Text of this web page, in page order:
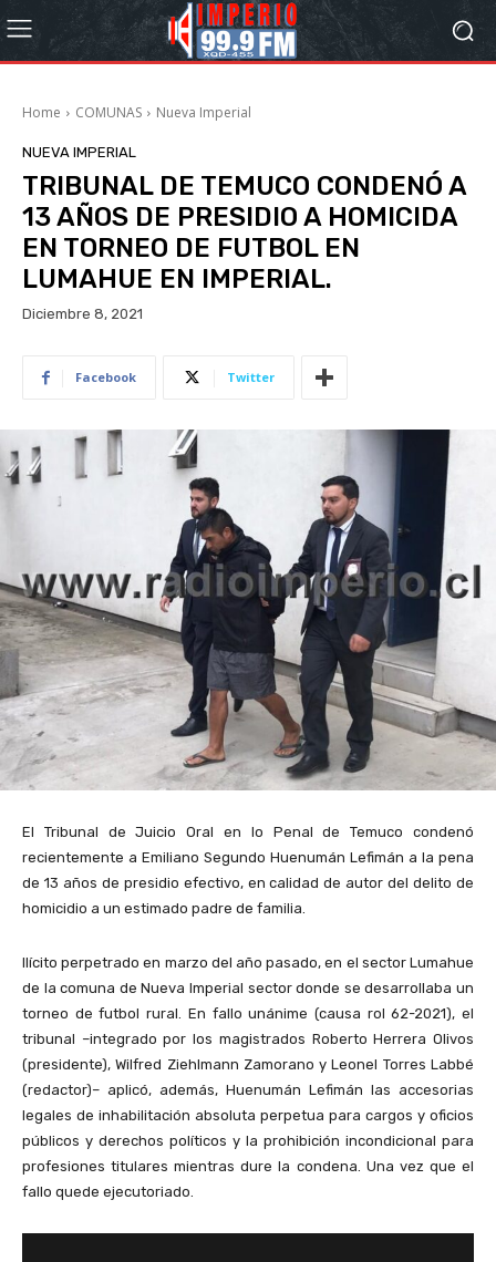
Home COMUNAS Nueva Imperial
NUEVA IMPERIAL
TRIBUNAL DE TEMUCO CONDENÓ A
13 AÑOS DE PRESIDIO A HOMICIDA
EN TORNEO DE FUTBOL EN
LUMAHUE EN IMPERIAL.
Diciembre 8, 2021
Facebook Twitter
El Tribunal de Juicio Oral en lo Penal de Temuco condenó
recientemente a Emiliano Segundo Huenumán Lefimán a la pena
de 13 años de presidio efectivo, en calidad de autor del delito de
homicidio a un estimado padre de familia.
Ilícito perpetrado en marzo del año pasado, en el sector Lumahue
de la comuna de Nueva Imperial sector donde se desarrollaba un
torneo de futbol rural. En fallo unánime (causa rol 62-2021), el
tribunal –integrado por los magistrados Roberto Herrera Olivos
(presidente), Wilfred Ziehlmann Zamorano y Leonel Torres Labbé
(redactor)– aplicó, además, Huenumán Lefimán las accesorias
legales de inhabilitación absoluta perpetua para cargos y oficios
públicos y derechos políticos y la prohibición incondicional para
profesiones titulares mientras dure la condena. Una vez que el
fallo quede ejecutoriado.